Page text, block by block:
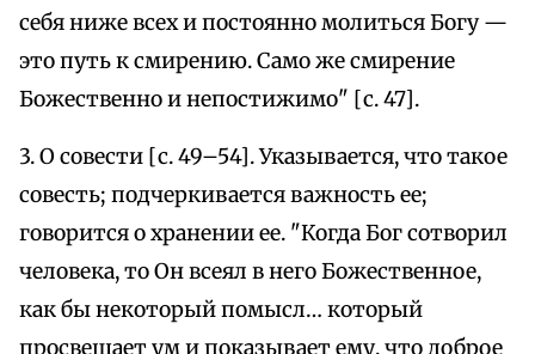
себя ниже всех и постоянно молиться Богу —
это путь к смирению. Само же смирение
Божественно и непостижимо" [с. 47].
3. О совести [с. 49–54]. Указывается, что такое
совесть; подчеркивается важность ее;
говорится о хранении ее. "Когда Бог сотворил
человека, то Он всеял в него Божественное,
как бы некоторый помысл… который
просвещает ум и показывает ему, что доброе